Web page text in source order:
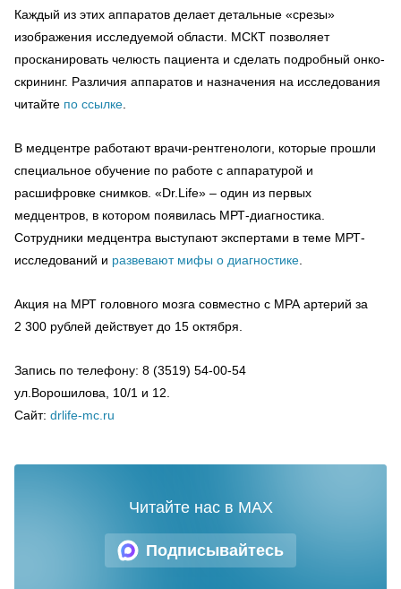
Каждый из этих аппаратов делает детальные «срезы»
изображения исследуемой области. МСКТ позволяет
просканировать челюсть пациента и сделать подробный онко-
скрининг. Различия аппаратов и назначения на исследования
читайте по ссылке
В медцентре работают врачи-рентгенологи, которые прошли
специальное обучение по работе с аппаратурой и
расшифровке снимков. «Dr.Life» – один из первых
медцентров, в котором появилась МРТ-диагностика.
Сотрудники медцентра выступают экспертами в теме МРТ-
исследований и развевают мифы о диагностике
Акция на МРТ головного мозга совместно с МРА артерий за
2 300 рублей действует до 15 октября.
Запись по телефону: 8 (3519) 54-00-54
ул.Ворошилова, 10/1 и 12.
Сайт: drlife-mc.ru
Подписывайтесь
Читайте нас в MAX